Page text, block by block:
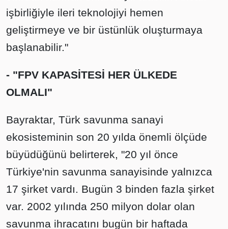
işbirliğiyle ileri teknolojiyi hemen
geliştirmeye ve bir üstünlük oluşturmaya
başlanabilir."
- "FPV KAPASİTESİ HER ÜLKEDE
OLMALI"
Bayraktar, Türk savunma sanayi
ekosisteminin son 20 yılda önemli ölçüde
büyüdüğünü belirterek, "20 yıl önce
Türkiye'nin savunma sanayisinde yalnızca
17 şirket vardı. Bugün 3 binden fazla şirket
var. 2002 yılında 250 milyon dolar olan
savunma ihracatını bugün bir haftada